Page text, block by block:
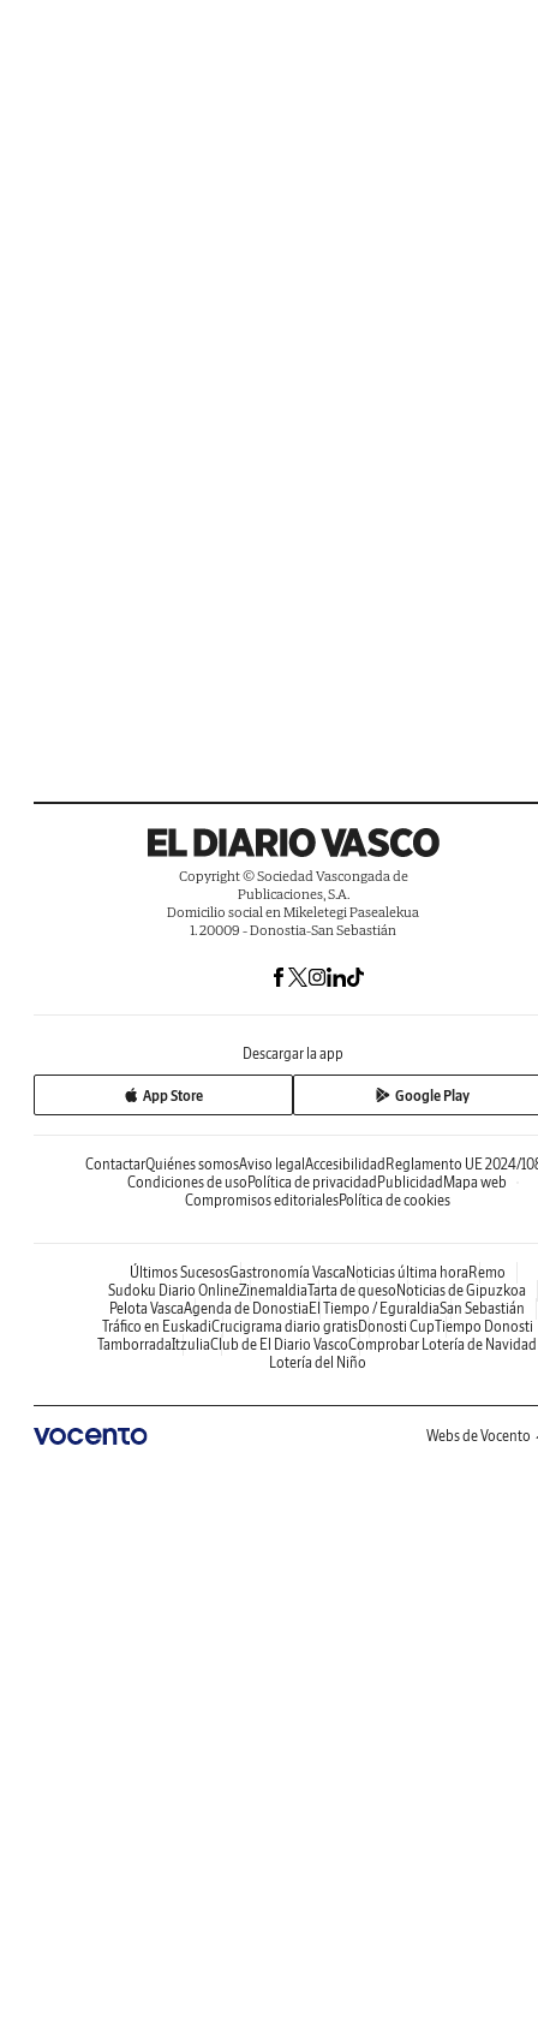
Copyright © Sociedad Vascongada de
Publicaciones, S.A.
Domicilio social en Mikeletegi Pasealekua
1. 20009 - Donostia-San Sebastián
Descargar la app
App Store Google Play
ContactarQuiénes somosAviso legal Accesibilidad Reglamento UE 2024/
Condiciones de uso Política de privacidad Publicidad Mapa web
Compromisos editorialesPolítica de cookies
Últimos SucesosGastronomía Vasca Noticias última hora Remo
Sudoku Diario OnlineZinemaldiaTarta de queso Noticias de Gipuzkoa
Pelota VascaAgenda de Donostia El Tiempo / EguraldiaSan Sebastián
Tráfico en EuskadiCrucigrama diario gratisDonosti CupTiempo Donosti
TamborradaItzuliaClub de El Diario VascoComprobar Lotería de Navidad
Lotería del Niño
Webs de Vocento